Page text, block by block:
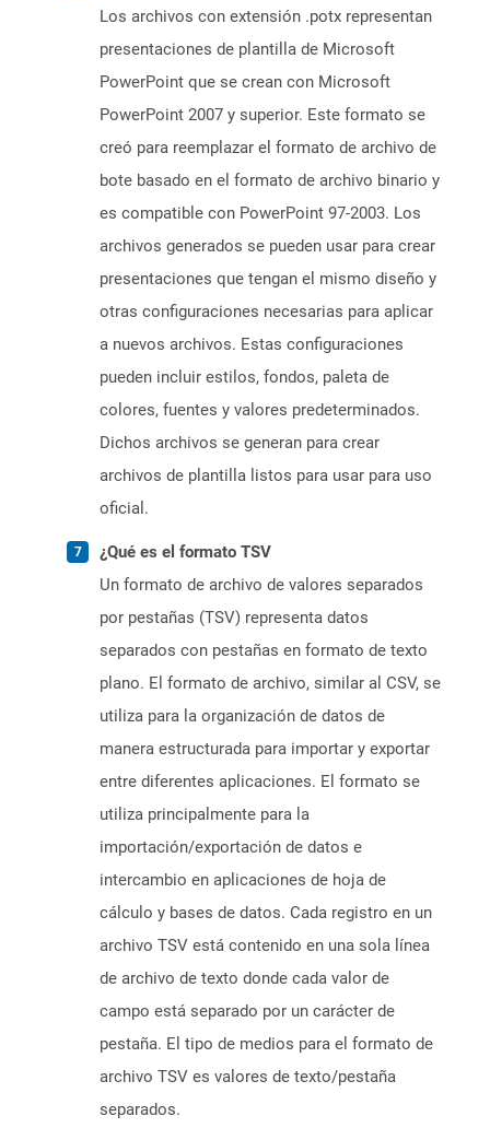
Los archivos con extensión .potx representan
presentaciones de plantilla de Microsoft
PowerPoint que se crean con Microsoft
PowerPoint 2007 y superior. Este formato se
creó para reemplazar el formato de archivo de
bote basado en el formato de archivo binario y
es compatible con PowerPoint 97-2003. Los
archivos generados se pueden usar para crear
presentaciones que tengan el mismo diseño y
otras configuraciones necesarias para aplicar
a nuevos archivos. Estas configuraciones
pueden incluir estilos, fondos, paleta de
colores, fuentes y valores predeterminados.
Dichos archivos se generan para crear
archivos de plantilla listos para usar para uso
oficial.
¿Qué es el formato TSV
Un formato de archivo de valores separados
por pestañas (TSV) representa datos
separados con pestañas en formato de texto
plano. El formato de archivo, similar al CSV, se
utiliza para la organización de datos de
manera estructurada para importar y exportar
entre diferentes aplicaciones. El formato se
utiliza principalmente para la
importación/exportación de datos e
intercambio en aplicaciones de hoja de
cálculo y bases de datos. Cada registro en un
archivo TSV está contenido en una sola línea
de archivo de texto donde cada valor de
campo está separado por un carácter de
pestaña. El tipo de medios para el formato de
archivo TSV es valores de texto/pestaña
separados.